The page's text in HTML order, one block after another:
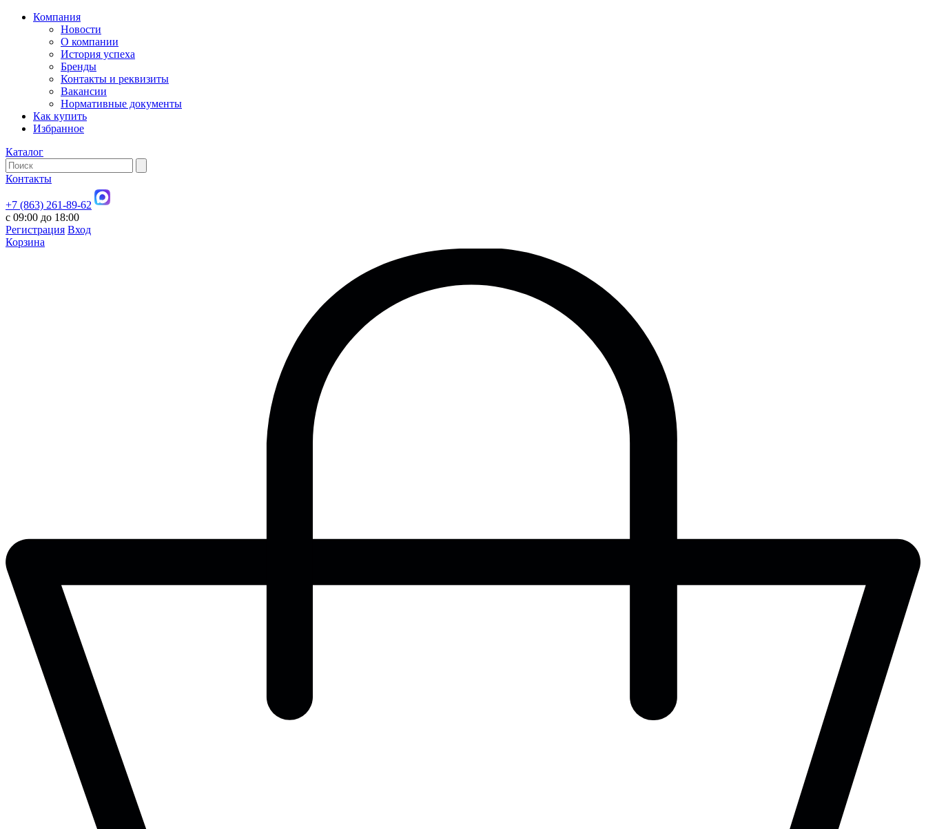
Компания
Новости
О компании
История успеха
Бренды
Контакты и реквизиты
Вакансии
Нормативные документы
Как купить
Избранное
Каталог
Контакты
+7 (863) 261-89-62
с 09:00 до 18:00
Регистрация Вход
Корзина